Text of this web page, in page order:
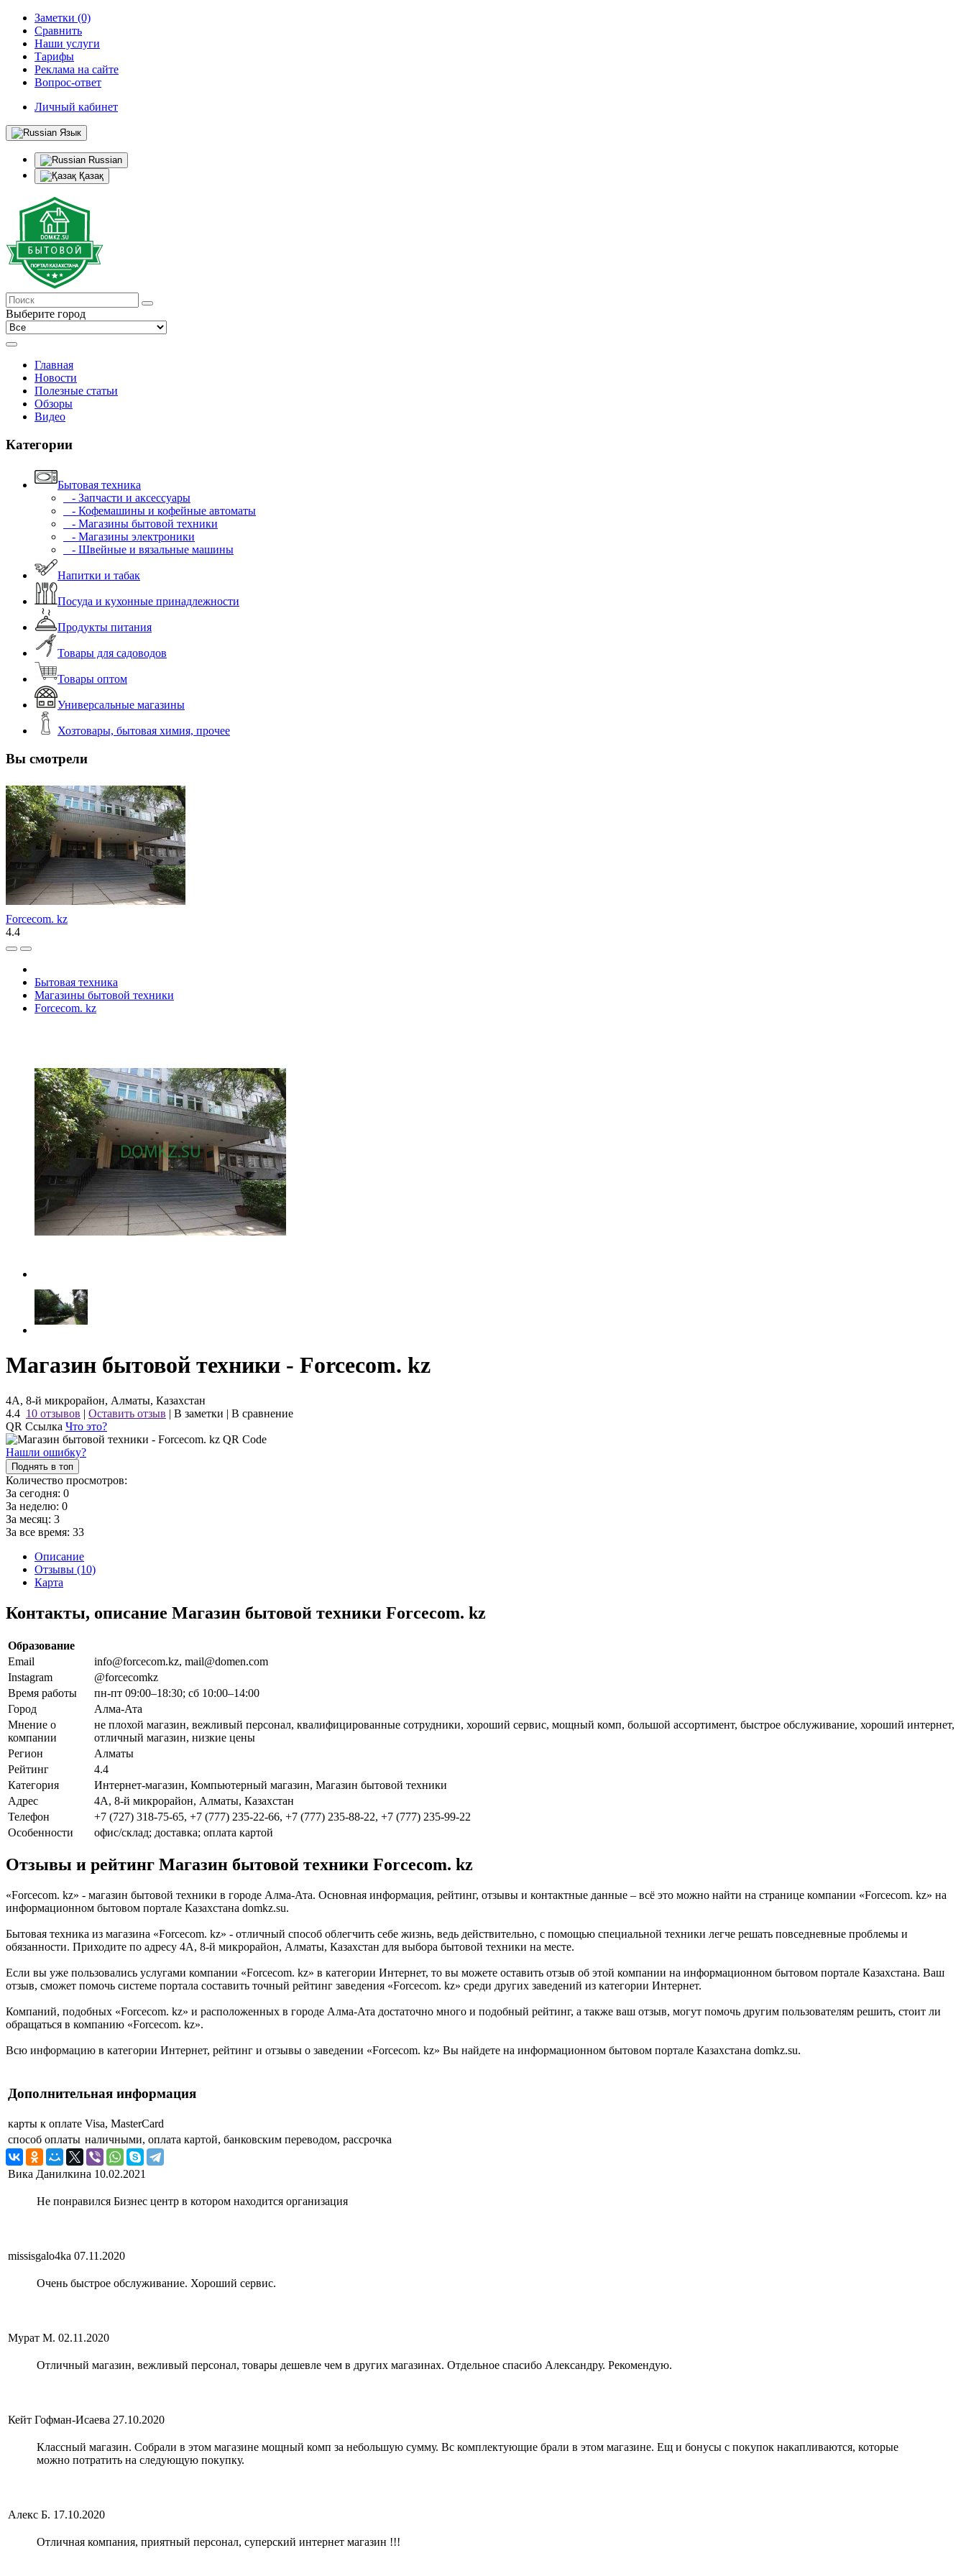
Заметки (0)
Сравнить
Наши услуги
Тарифы
Реклама на сайте
Вопрос-ответ
Личный кабинет
Язык
Russian
Қазақ
Выберите город
Главная
Новости
Полезные статьи
Обзоры
Видео
Категории
Бытовая техника
- Запчасти и аксессуары
- Кофемашины и кофейные автоматы
- Магазины бытовой техники
- Магазины электроники
- Швейные и вязальные машины
Напитки и табак
Посуда и кухонные принадлежности
Продукты питания
Товары для садоводов
Товары оптом
Универсальные магазины
Хозтовары, бытовая химия, прочее
Вы смотрели
Forcecom. kz
4.4
Бытовая техника
Магазины бытовой техники
Forcecom. kz
Магазин бытовой техники - Forcecom. kz
4А, 8-й микрорайон, Алматы, Казахстан
4.4 10 отзывов | Оставить отзыв | В заметки | В сравнение
QR Ссылка Что это?
Нашли ошибку?
Поднять в топ
Количество просмотров:
За сегодня: 0
За неделю: 0
За месяц: 3
За все время: 33
Описание
Отзывы (10)
Карта
Контакты, описание Магазин бытовой техники Forcecom. kz
Образование
Email
info@forcecom.kz, mail@domen.com
Instagram
@forcecomkz
Время работы
пн-пт 09:00–18:30; сб 10:00–14:00
Город
Алма-Ата
Мнение о
компании
не плохой магазин, вежливый персонал, квалифицированные сотрудники, хороший сервис, мощный комп, большой ассортимент, быстрое обслуживание, хороший интернет,
отличный магазин, низкие цены
Регион
Алматы
Рейтинг
4.4
Категория
Интернет-магазин, Компьютерный магазин, Магазин бытовой техники
Адрес
4А, 8-й микрорайон, Алматы, Казахстан
Телефон
+7 (727) 318-75-65, +7 (777) 235-22-66, +7 (777) 235-88-22, +7 (777) 235-99-22
Особенности
офис/склад; доставка; оплата картой
Отзывы и рейтинг Магазин бытовой техники Forcecom. kz
«Forcecom. kz» - магазин бытовой техники в городе Алма-Ата. Основная информация, рейтинг, отзывы и контактные данные – всё это можно найти на странице компании «Forcecom. kz» на
информационном бытовом портале Казахстана domkz.su.
Бытовая техника из магазина «Forcecom. kz» - отличный способ облегчить себе жизнь, ведь действительно, с помощью специальной техники легче решать повседневные проблемы и
обязанности. Приходите по адресу 4А, 8-й микрорайон, Алматы, Казахстан для выбора бытовой техники на месте.
Если вы уже пользовались услугами компании «Forcecom. kz» в категории Интернет, то вы можете оставить отзыв об этой компании на информационном бытовом портале Казахстана. Ваш
отзыв, сможет помочь системе портала составить точный рейтинг заведения «Forcecom. kz» среди других заведений из категории Интернет.
Компаний, подобных «Forcecom. kz» и расположенных в городе Алма-Ата достаточно много и подобный рейтинг, а также ваш отзыв, могут помочь другим пользователям решить, стоит ли
обращаться в компанию «Forcecom. kz».
Всю информацию в категории Интернет, рейтинг и отзывы о заведении «Forcecom. kz» Вы найдете на информационном бытовом портале Казахстана domkz.su.
Дополнительная информация
карты к оплате Visa, MasterCard
способ оплаты наличными, оплата картой, банковским переводом, рассрочка
Вика Данилкина 10.02.2021
Не понравился Бизнес центр в котором находится организация
missisgalo4ka 07.11.2020
Очень быстрое обслуживание. Хороший сервис.
Мурат М. 02.11.2020
Отличный магазин, вежливый персонал, товары дешевле чем в других магазинах. Отдельное спасибо Александру. Рекомендую.
Кейт Гофман-Исаева 27.10.2020
Классный магазин. Собрали в этом магазине мощный комп за небольшую сумму. Вс комплектующие брали в этом магазине. Ещ и бонусы с покупок накапливаются, которые
можно потратить на следующую покупку.
Алекс Б. 17.10.2020
Отличная компания, приятный персонал, суперский интернет магазин !!!